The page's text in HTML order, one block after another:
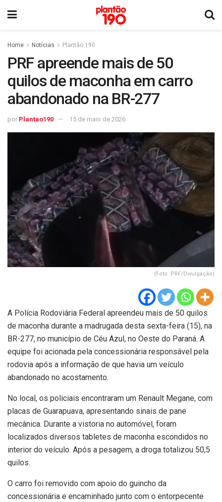
Home Notícias Plantão 190
PRF apreende mais de 50
quilos de maconha em carro
abandonado na BR-277
por Plantao190 15 de maio de 2026
(Foto: PRF/Divulgação)
A Polícia Rodoviária Federal apreendeu mais de 50 quilos
de maconha durante a madrugada desta sexta-feira (15), na
BR-277, no município de Céu Azul, no Oeste do Paraná. A
equipe foi acionada pela concessionária responsável pela
rodovia após a informação de que havia um veículo
abandonado no acostamento.
No local, os policiais encontraram um Renault Megane, com
placas de Guarapuava, apresentando sinais de pane
mecânica. Durante a vistoria no automóvel, foram
localizados diversos tabletes de maconha escondidos no
interior do veículo. Após a pesagem, a droga totalizou 50,5
quilos.
O carro foi removido com apoio do guincho da
concessionária e encaminhado junto com o entorpecente